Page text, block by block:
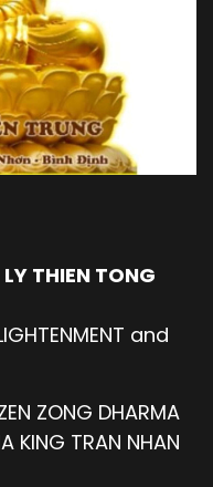
THIEN TONG
and
ZONG DHARMA
KING TRAN NHAN